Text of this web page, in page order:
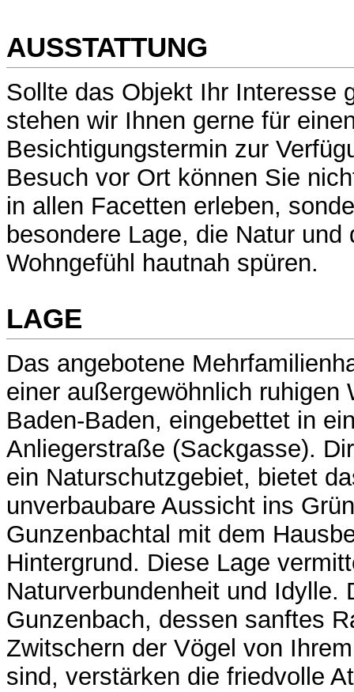
AUSSTATTUNG
Sollte das Objekt Ihr Interesse
stehen wir Ihnen gerne für
Besichtigungstermin zur
Besuch vor Ort können Sie
in allen Facetten erleben,
besondere Lage, die Natur und
Wohngefühl hautnah spüren.
LAGE
Das angebotene
einer außergewöhnlich ruhigen
Baden-Baden, eingebettet in
Anliegerstraße (Sackgasse).
ein Naturschutzgebiet, bietet
unverbaubare Aussicht ins
Gunzenbachtal mit dem
Hintergrund. Diese Lage
Naturverbundenheit und Idylle.
Gunzenbach, dessen sanftes
Zwitschern der Vögel von
sind, verstärken die friedvolle